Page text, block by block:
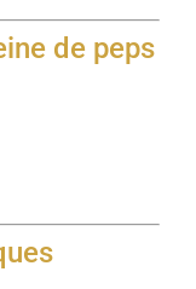
de peps